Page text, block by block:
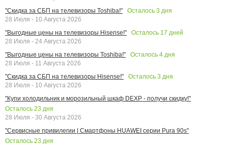
"Скидка за СБП на телевизоры Toshiba!"
Осталось 3 дня
28 Июля - 10 Августа 2026
"Выгодные цены на телевизоры Hisense!"
Осталось 17 дней
28 Июля - 24 Августа 2026
"Выгодные цены на телевизоры Toshiba!"
Осталось 4 дня
28 Июля - 11 Августа 2026
"Скидка за СБП на телевизоры Hisense!"
Осталось 3 дня
28 Июля - 10 Августа 2026
"Купи холодильник и морозильный шкаф DEXP - получи скидку!"
Осталось 23 дня
28 Июля - 30 Августа 2026
"Сервисные привилегии | Смартфоны HUAWEI серии Pura 90s"
Осталось 23 дня